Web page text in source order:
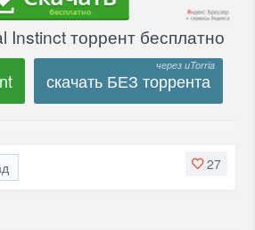
Instinct торрент бесплатно
скачать БЕЗ торрента
27